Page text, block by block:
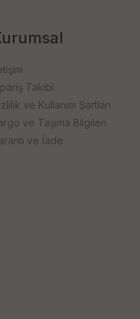
Takibi
ve Kullanım Şartları
ve Taşıma Bilgileri
ve İade